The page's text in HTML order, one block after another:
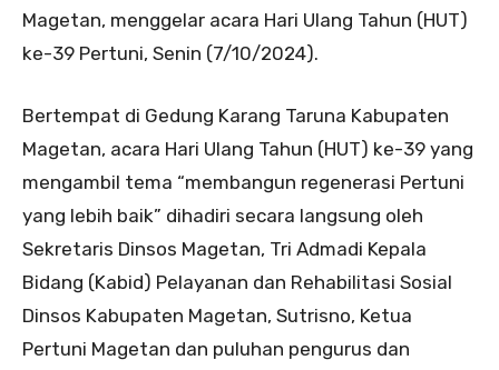
Magetan, menggelar acara Hari Ulang Tahun (HUT)
ke-39 Pertuni, Senin (7/10/2024).
Bertempat di Gedung Karang Taruna Kabupaten
Magetan, acara Hari Ulang Tahun (HUT) ke-39 yang
mengambil tema “membangun regenerasi Pertuni
yang lebih baik” dihadiri secara langsung oleh
Sekretaris Dinsos Magetan, Tri Admadi Kepala
Bidang (Kabid) Pelayanan dan Rehabilitasi Sosial
Dinsos Kabupaten Magetan, Sutrisno, Ketua
Pertuni Magetan dan puluhan pengurus dan